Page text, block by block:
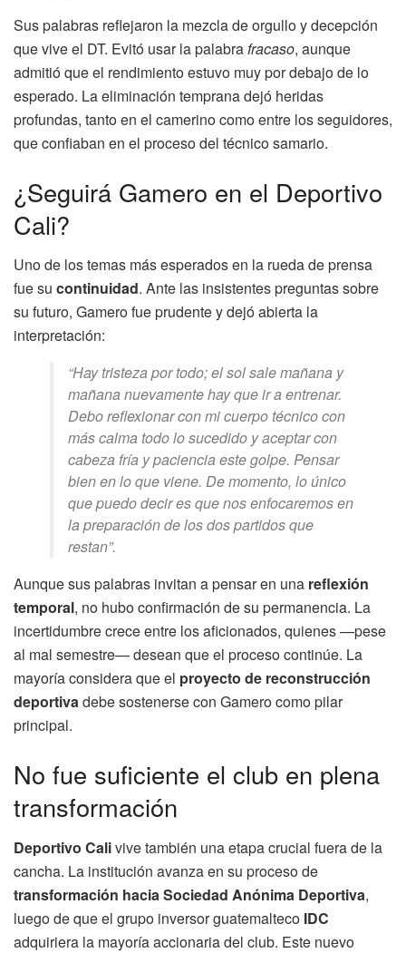
Sus palabras reflejaron la mezcla de orgullo y decepción
que vive el DT. Evitó usar la palabrafracaso, aunque
admitió que el rendimiento estuvo muy por debajo de lo
esperado. La eliminación temprana dejó heridas
profundas, tanto en el camerino como entre los seguidores,
que confiaban en el proceso del técnico samario.
¿Seguirá Gamero en el Deportivo
Cali?
Uno de los temas más esperados en la rueda de prensa
fue su continuidad. Ante las insistentes preguntas sobre
su futuro, Gamero fue prudente y dejó abierta la
interpretación:
“Hay tristeza por todo; el sol sale mañana y
mañana nuevamente hay que ir a entrenar.
Debo reflexionar con mi cuerpo técnico con
más calma todo lo sucedido y aceptar con
cabeza fría y paciencia este golpe. Pensar
bien en lo que viene. De momento, lo único
que puedo decir es que nos enfocaremos en
la preparación de los dos partidos que
restan”.
Aunque sus palabras invitan a pensar en una reflexión
temporal, no hubo confirmación de su permanencia. La
incertidumbre crece entre los aficionados, quienes —pese
al mal semestre— desean que el proceso continúe. La
mayoría considera que el proyecto de reconstrucción
deportivadebe sostenerse con Gamero como pilar
principal.
No fue suficiente el club en plena
transformación
Deportivo Calivive también una etapa crucial fuera de la
cancha. La institución avanza en su proceso de
transformación hacia Sociedad Anónima Deportiva,
luego de que el grupo inversor guatemalteco IDC
adquiriera la mayoría accionaria del club. Este nuevo